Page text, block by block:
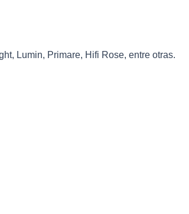
Lumin, Primare, Hifi Rose, entre otras.